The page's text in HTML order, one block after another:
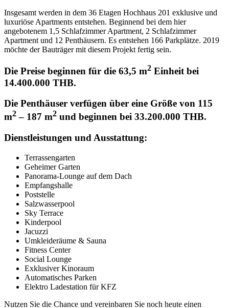
Insgesamt werden in dem 36 Etagen Hochhaus 201 exklusive und
luxuriöse Apartments entstehen. Beginnend bei dem hier
angebotenem 1,5 Schlafzimmer Apartment, 2 Schlafzimmer
Apartment und 12 Penthäusern. Es entstehen 166 Parkplätze. 2019
möchte der Bauträger mit diesem Projekt fertig sein.
Die Preise beginnen für die 63,5 m2 Einheit bei
14.400.000 THB.
Die Penthäuser verfügen über eine Größe von 115
m2 – 187 m2 und beginnen bei 33.200.000 THB.
Dienstleistungen und Ausstattung:
Terrassengarten
Geheimer Garten
Panorama-Lounge auf dem Dach
Empfangshalle
Poststelle
Salzwasserpool
Sky Terrace
Kinderpool
Jacuzzi
Umkleideräume & Sauna
Fitness Center
Social Lounge
Exklusiver Kinoraum
Automatisches Parken
Elektro Ladestation für KFZ
Nutzen Sie die Chance und vereinbaren Sie noch heute einen